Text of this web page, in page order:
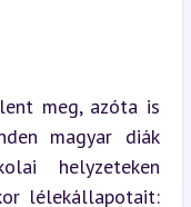
meg, azóta is
magyar diák
helyzeteken
lélekállapotait: